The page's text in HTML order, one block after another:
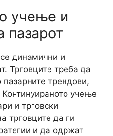
учење и
пазарот
динамични и
Трговците треба да
трендови,
учење
и трговски
трговците да ги
и да одржат